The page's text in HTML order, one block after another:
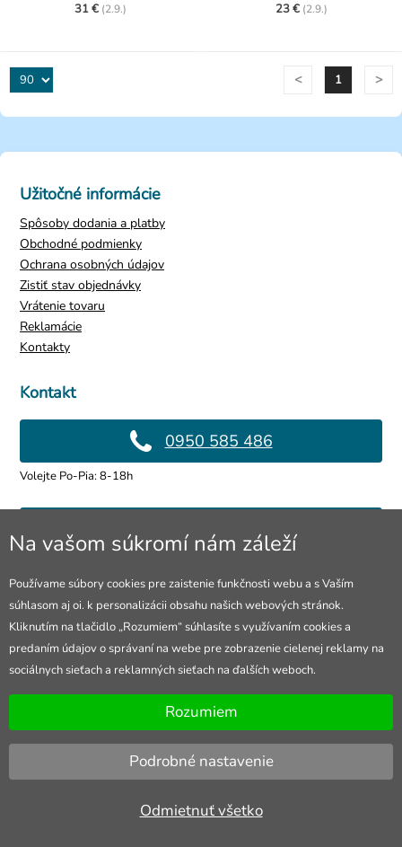
31 € (2.9.)
23 € (2.9.)
< 1 >
Kontakt
0950 585 486
Volejte Po-Pia: 8-18h
info@4lol.cz
Predajňa v Ostrave
28. října 250, Ostrava
Otevřeno Po-Pia: 10-18h
Užitočné informácie
Spôsoby dodania a platby
Obchodné podmienky
Ochrana osobných údajov
Zistiť stav objednávky
Vrátenie tovaru
Reklamácie
Kontakty
Na vašom súkromí nám záleží
Používame súbory cookies pre zaistenie funkčnosti webu a s Vaším
súhlasom aj oi. k personalizácii obsahu našich webových stránok.
Kliknutím na tlačidlo „Rozumiem“ súhlasíte s využívaním cookies a
predaním údajov o správaní na webe pre zobrazenie cielenej reklamy na
sociálnych sieťach a reklamných sieťach na ďalších weboch.
Rozumiem
Podrobné nastavenie
Odmietnuť všetko